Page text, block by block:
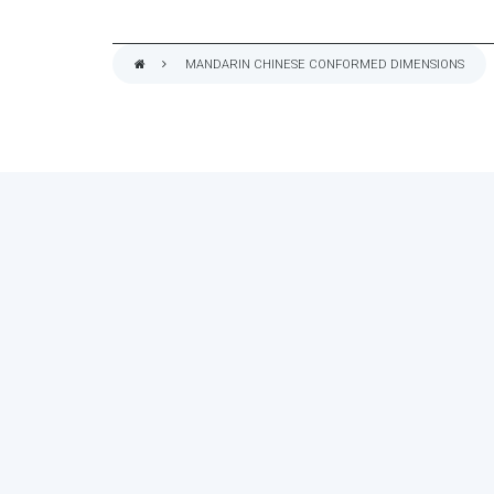
MANDARIN CHINESE CONFORMED DIMENSIONS